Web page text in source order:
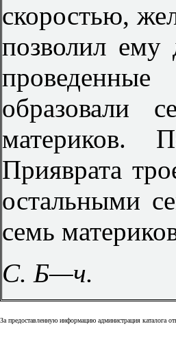
скоростью,
позволил ему
образовали
материков.
Прияврата
остальными
семь
С. Б—ч.
За предоставленную информацию администрация каталога